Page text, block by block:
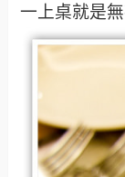
一上桌就是